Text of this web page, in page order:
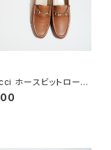
ホースビットローフ
tan ほぼDeadsto